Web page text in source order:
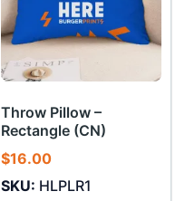
Throw Pillow –
Rectangle (CN)
$16.00
SKU: HLPLR1